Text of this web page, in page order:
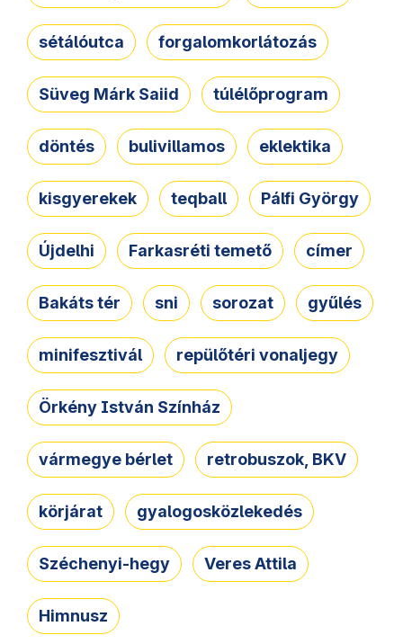
sétálóutca forgalomkorlátozás
Süveg Márk Saiid túlélőprogram
döntés bulivillamos eklektika
kisgyerekek teqball Pálfi György
Újdelhi Farkasréti temető címer
Bakáts tér sni sorozat gyűlés
minifesztivál repülőtéri vonaljegy
Örkény István Színház
vármegye bérlet retrobuszok, BKV
körjárat gyalogosközlekedés
Széchenyi-hegy Veres Attila
Himnusz